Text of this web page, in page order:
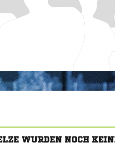
WURDEN NOCH